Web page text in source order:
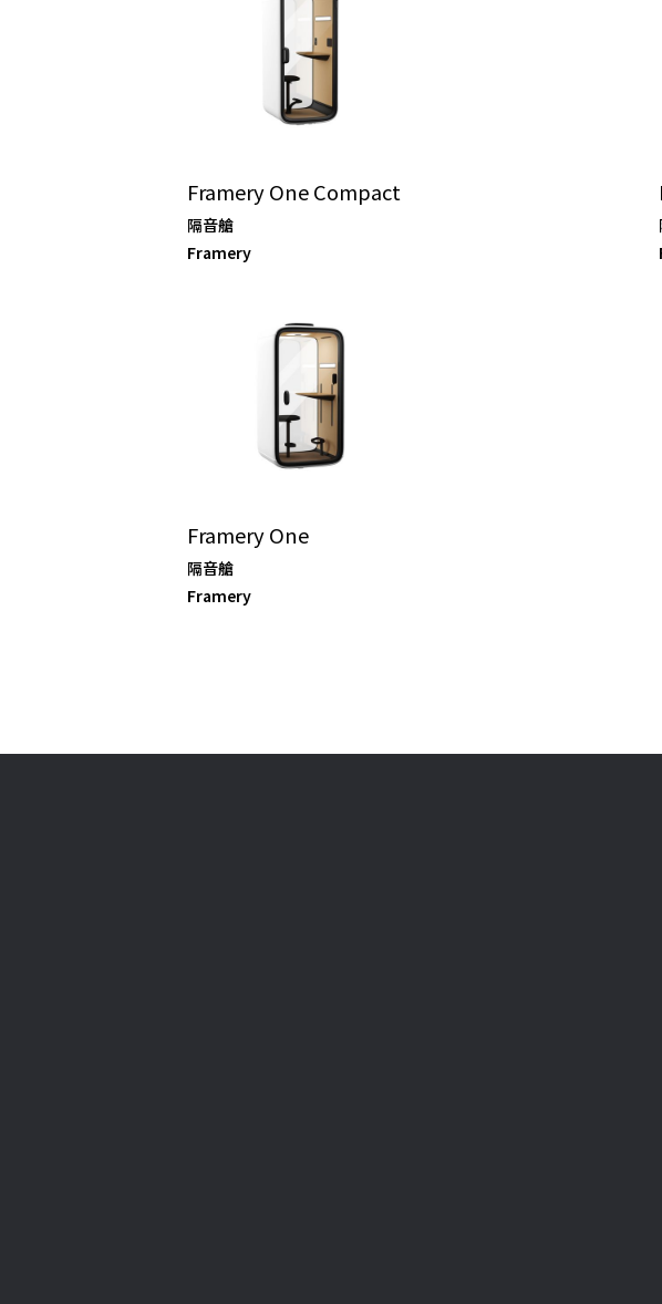
Framery One Compact
隔音艙
Framery
Framery One
隔音艙
Framery